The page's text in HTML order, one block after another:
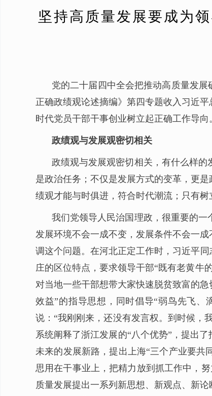
坚持高质量发展要成为
党的二十届四中全会把推动高质量发
正确政绩观论述摘编》第四专题收入习近
时代党员干部干事创业树立起正确工作导向
政绩观与发展观密切相关
政绩观与发展观密切相关，有什么样
是政治任务；不仅是发展方式的变革，更
绩观才能与时俱进，符合时代潮流；只有
我们党领导人民治国理政，很重要的一
发展环境不会一成不变，发展条件不会一
调这个问题。在河北正定工作时，习近平
庄的区位特点，要求领导干部“既有老黄牛
对当地一些干部想带大家快速脱贫致富的
效益”的指导思想，同时倡导“弱鸟先飞
说：“我刚刚来，还没有发言权。到时候，
系统阐释了浙江发展的“八个优势”，提出
未来的发展新路，提出上海“三个产业要共
思用在干事业上，把精力放到抓工作中，
质量发展提出一系列新思想、新观点、新